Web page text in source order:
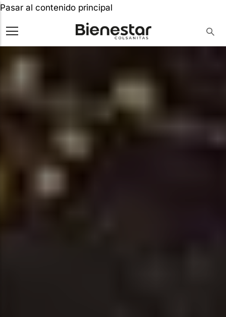
Pasar al contenido principal